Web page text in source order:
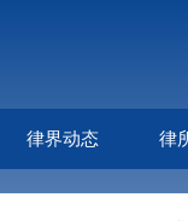
律界动态 律